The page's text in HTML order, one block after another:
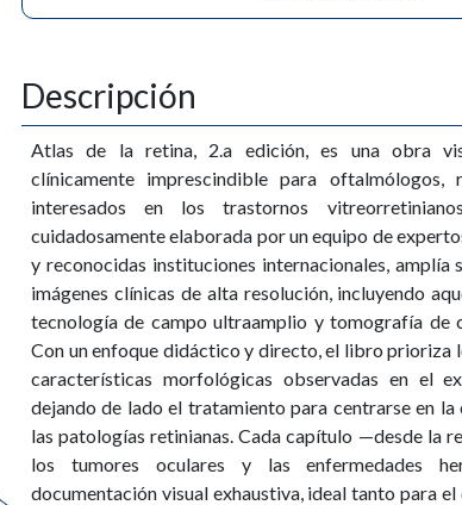
Mansi Sharma S. P. S.
Descripción
Atlas de la retina, 2.a edición, es una obra
clínicamente imprescindible para oftalmólogos,
interesados en los trastornos
cuidadosamente elaborada por un equipo de
y reconocidas instituciones internacionales, amplía
imágenes clínicas de alta resolución, incluyendo
tecnología de campo ultraamplio y tomografía de
Con un enfoque didáctico y directo, el libro prioriza
características morfológicas observadas en el
dejando de lado el tratamiento para centrarse en
las patologías retinianas. Cada capítulo —desde la
los tumores oculares y las enfermedades
documentación visual exhaustiva, ideal tanto para